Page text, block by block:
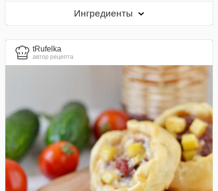
Ингредиенты
tRufelka
автор рецепта